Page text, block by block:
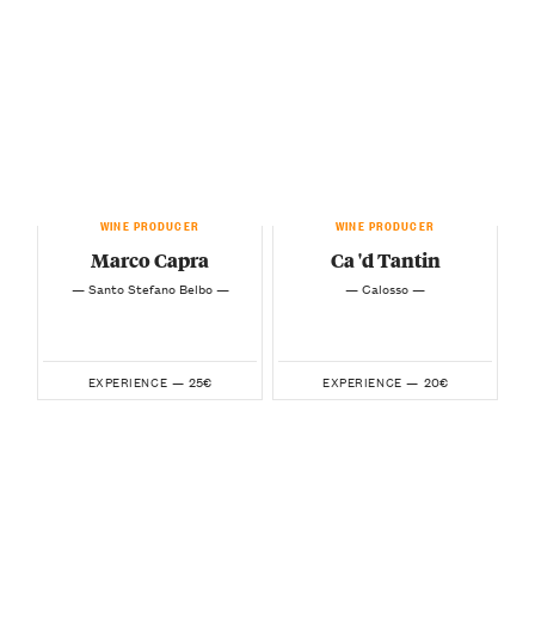
WINE PRODUCER
Marco Capra
— Santo Stefano Belbo —
EXPERIENCE — 25€
WINE PRODUCER
Ca 'd Tantin
— Calosso —
EXPERIENCE — 20€